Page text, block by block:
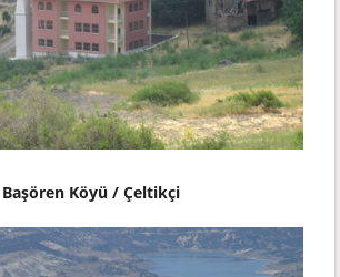
Başören Köyü / Çeltikçi